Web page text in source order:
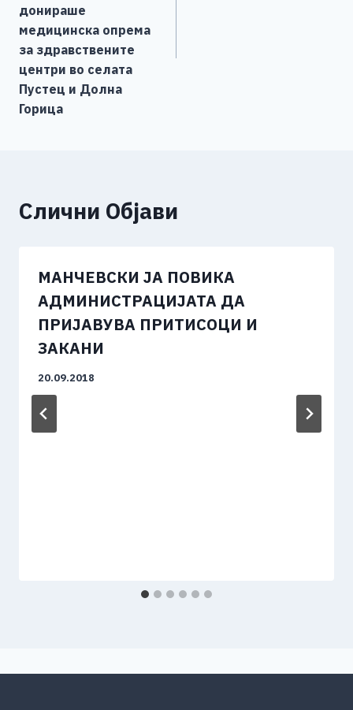
донираше
медицинска опрема
за здравствените
центри во селата
Пустец и Долна
Горица
Слични Објави
МАНЧЕВСКИ ЈА ПОВИКА
АДМИНИСТРАЦИЈАТА ДА
ПРИЈАВУВА ПРИТИСОЦИ И
ЗАКАНИ
20.09.2018